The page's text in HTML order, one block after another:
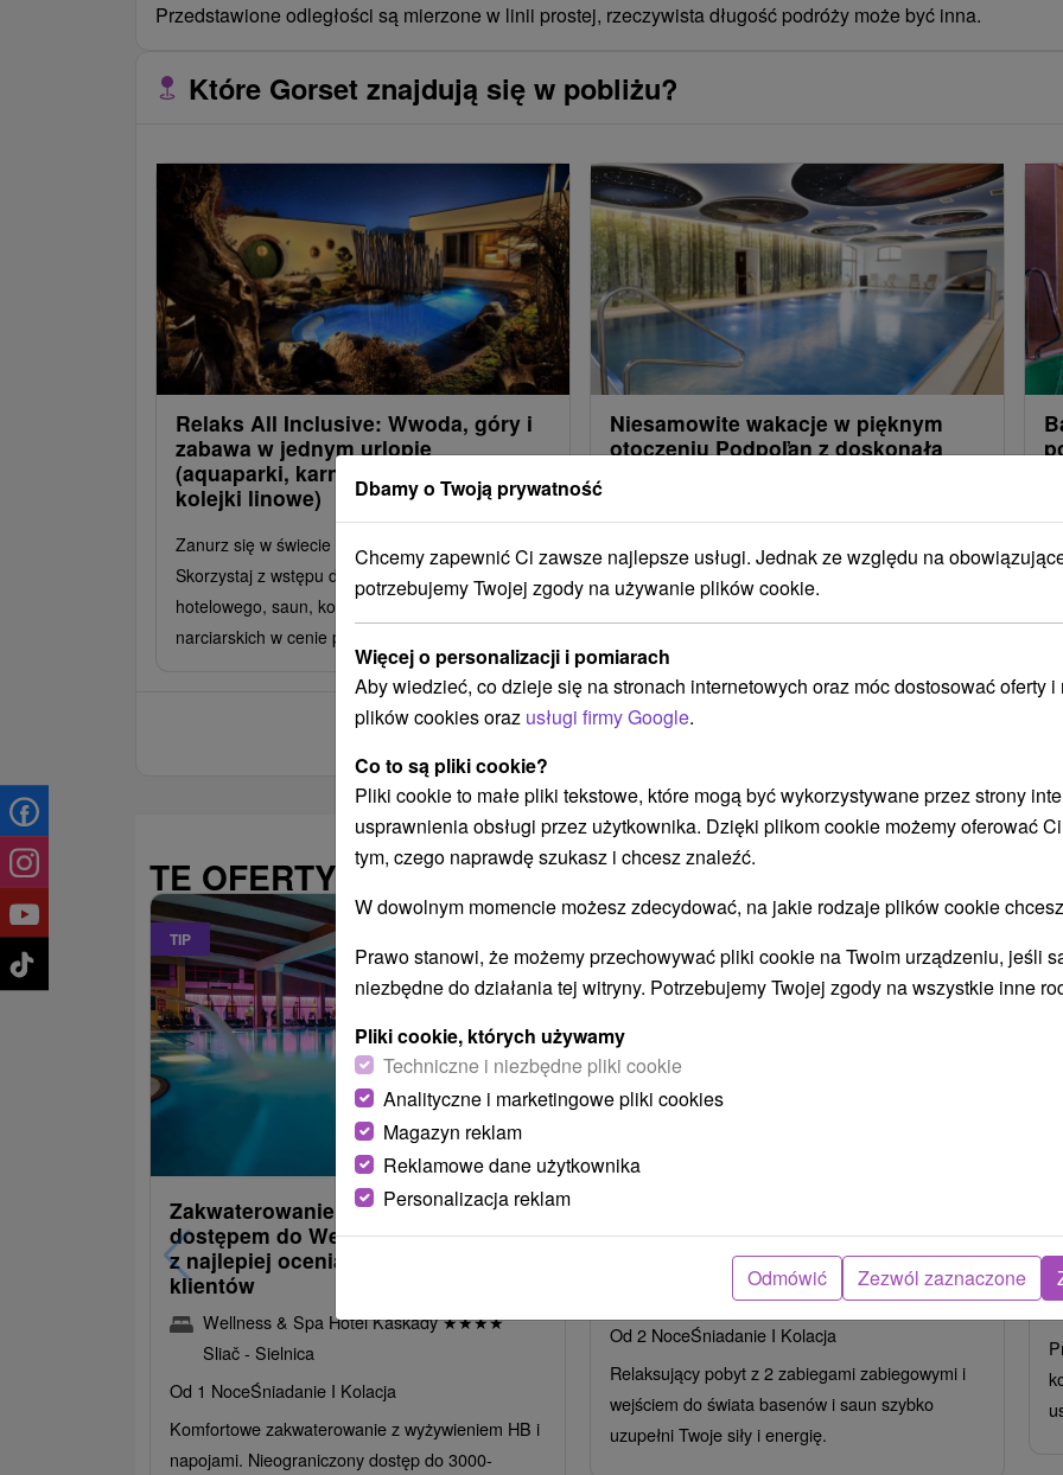
Przedstawione odległości są mierzone w linii prostej, rzeczywista długość podróży może być inna.
Które Gorset znajdują się w pobliżu?
Relaks All Inclusive: Wwoda, góry i
zabawa w jednym urlopie
(aquaparki, karnety narciarskie,
kolejki linowe)
Zanurz się w świecie nieograniczonych atrakcji!
Skorzystaj z wstępu do parków wodnych, basenu
hotelowego, saun, kolejek linowych i karnetów
narciarskich w cenie pobytu.
Niesamowite wakacje w pięknym
otoczeniu Podpoľan z doskonałą
Brama do wspaniałego świata Podpoľanii z
mnóstwem ciekawych wydarzeń, które niosą ze
sobą ciekawe tematy i gromadzą wspaniałych
TE OFERTY MOGĄ PAŃSTWO BYĆ TAKŻE
TIP
od485,22
/noc/osoba
Zakwaterowanie z obiadokolacją i
dostępem do Wellness i Spa: Jeden
z najlepiej ocenianych hoteli przez
klientów
Wellness & Spa Hotel Kaskady★★★★
Sliač - Sielnica
Od 1 NoceŚniadanie I Kolacja
Komfortowe zakwaterowanie z wyżywieniem HB i
napojami. Nieograniczony dostęp do 3000-
Szybka i skuteczna ucieczka od
★★★Trenczańskie Teplice
Od 2 NoceŚniadanie I Kolacja
Relaksujący pobyt z 2 zabiegami zabiegowymi i
wejściem do świata basenów i saun szybko
uzupełni Twoje siły i energię.
Dbamy o Twoją prywatność
Chcemy zapewnić Ci zawsze najlepsze usługi. Jednak ze względu na
potrzebujemy Twojej zgody na używanie plików cookie.
Więcej o personalizacji i pomiarach
Aby wiedzieć, co dzieje się na stronach internetowych oraz móc dostosować oferty i
plików cookies oraz usługi firmy Google.
Co to są pliki cookie?
Pliki cookie to małe pliki tekstowe, które mogą być wykorzystywane przez strony
usprawnienia obsługi przez użytkownika. Dzięki plikom cookie możemy oferować
tym, czego naprawdę szukasz i chcesz znaleźć.
W dowolnym momencie możesz zdecydować, na jakie rodzaje plików cookie
Prawo stanowi, że możemy przechowywać pliki cookie na Twoim urządzeniu, jeśli
niezbędne do działania tej witryny. Potrzebujemy Twojej zgody na wszystkie inne
Pliki cookie, których używamy
Techniczne i niezbędne pliki cookie
Analityczne i marketingowe pliki cookies
Magazyn reklam
Reklamowe dane użytkownika
Personalizacja reklam
Odmówić Zezwól zaznaczone